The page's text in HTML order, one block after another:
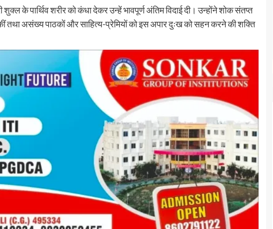
के पार्थिव शरीर को कंधा देकर उन्हें भावपूर्ण अंतिम विदाई दी। उन्होंने शोक संतप्त
तथा असंख्य पाठकों और साहित्य-प्रेमियों को इस अपार दुःख को सहन करने की शक्ति